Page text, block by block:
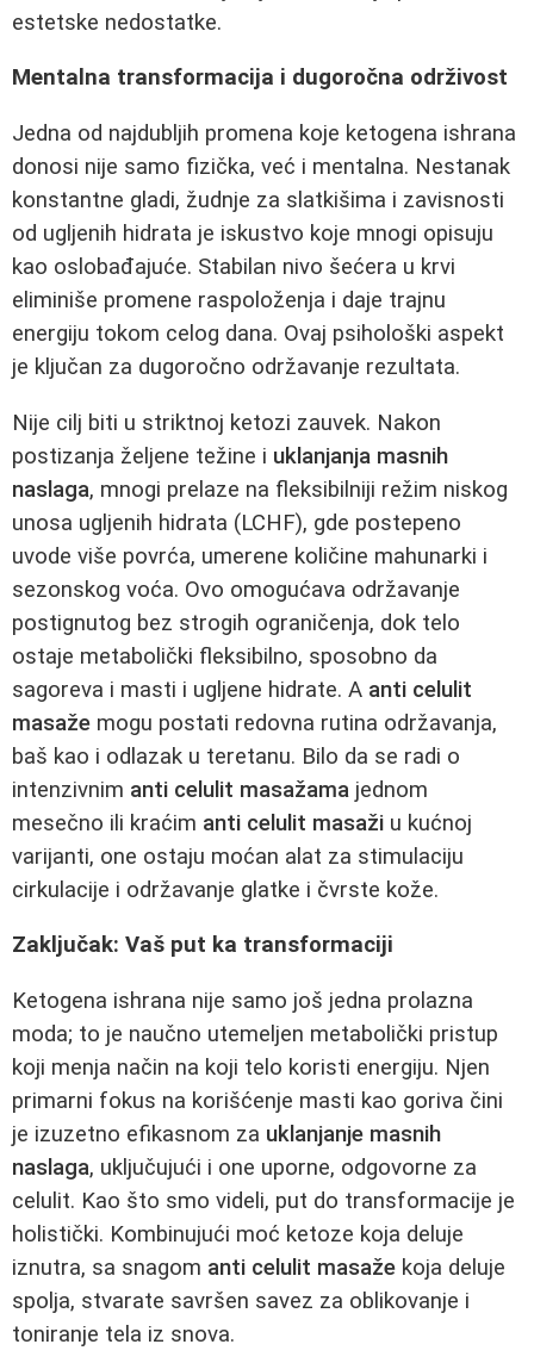
estetske nedostatke.
Mentalna transformacija i dugoročna održivost
Jedna od najdubljih promena koje ketogena ishrana
donosi nije samo fizička, već i mentalna. Nestanak
konstantne gladi, žudnje za slatkišima i zavisnosti
od ugljenih hidrata je iskustvo koje mnogi opisuju
kao oslobađajuće. Stabilan nivo šećera u krvi
eliminiše promene raspoloženja i daje trajnu
energiju tokom celog dana. Ovaj psihološki aspekt
je ključan za dugoročno održavanje rezultata.
Nije cilj biti u striktnoj ketozi zauvek. Nakon
postizanja željene težine i uklanjanja masnih
naslaga, mnogi prelaze na fleksibilniji režim niskog
unosa ugljenih hidrata (LCHF), gde postepeno
uvode više povrća, umerene količine mahunarki i
sezonskog voća. Ovo omogućava održavanje
postignutog bez strogih ograničenja, dok telo
ostaje metabolički fleksibilno, sposobno da
sagoreva i masti i ugljene hidrate. A anti celulit
masaže mogu postati redovna rutina održavanja,
baš kao i odlazak u teretanu. Bilo da se radi o
intenzivnim anti celulit masažama jednom
mesečno ili kraćim anti celulit masaži u kućnoj
varijanti, one ostaju moćan alat za stimulaciju
cirkulacije i održavanje glatke i čvrste kože.
Zaključak: Vaš put ka transformaciji
Ketogena ishrana nije samo još jedna prolazna
moda; to je naučno utemeljen metabolički pristup
koji menja način na koji telo koristi energiju. Njen
primarni fokus na korišćenje masti kao goriva čini
je izuzetno efikasnom za uklanjanje masnih
naslaga, uključujući i one uporne, odgovorne za
celulit. Kao što smo videli, put do transformacije je
holistički. Kombinujući moć ketoze koja deluje
iznutra, sa snagom anti celulit masaže koja deluje
spolja, stvarate savršen savez za oblikovanje i
toniranje tela iz snova.